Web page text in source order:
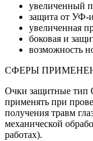
увеличенный
защита от УФ-
увеличенная
боковая и
возможность
СФЕРЫ
Очки защитные тип
применять при
получения травм
механической
работах).